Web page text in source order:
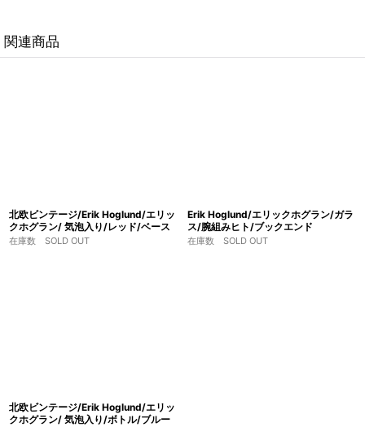
関連商品
北欧ビンテージ/Erik Hoglund/エリッ
クホグラン/ 気泡入り/レッド/ベース
在庫数 SOLD OUT
Erik Hoglund/エリックホグラン/ガラ
ス/腕組みヒト/ブックエンド
在庫数 SOLD OUT
北欧ビンテージ/Erik Hoglund/エリッ
クホグラン/ 気泡入り/ボトル/ブルー